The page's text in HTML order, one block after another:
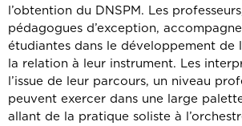
l’obtention du DNSPM. Les
pédagogues d’exception,
étudiantes dans le développement de
la relation à leur instrument. Les
l’issue de leur parcours, un niveau
peuvent exercer dans une large
allant de la pratique soliste à